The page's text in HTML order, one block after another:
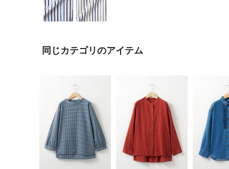
同じカテゴリのアイテム